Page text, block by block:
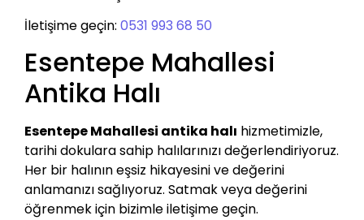
İletişime geçin: 0531 993 68 50
Esentepe Mahallesi
Antika Halı
Esentepe Mahallesi antika halı hizmetimizle,
tarihi dokulara sahip halılarınızı değerlendiriyoruz.
Her bir halının eşsiz hikayesini ve değerini
anlamanızı sağlıyoruz. Satmak veya değerini
öğrenmek için bizimle iletişime geçin.